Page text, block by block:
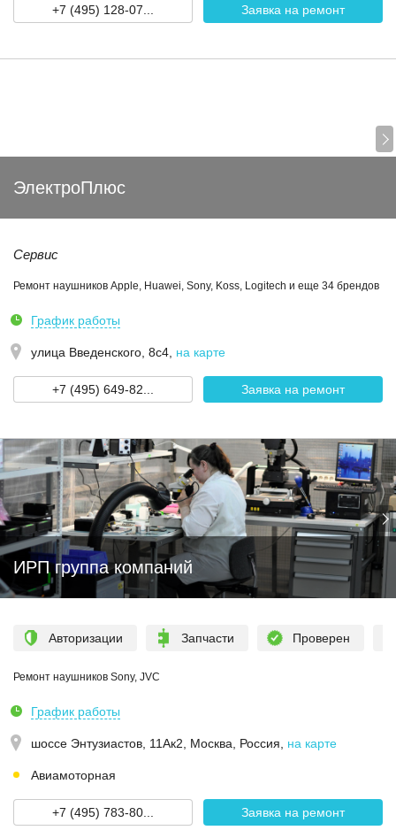
+7 (495) 128-07... Заявка на ремонт
ЭлектроПлюс
Сервис
Ремонт наушников Apple, Huawei, Sony, Koss, Logitech и еще 34 брендов
График работы
улица Введенского, 8с4 на карте
+7 (495) 649-82... Заявка на ремонт
ИРП группа компаний
Авторизации Запчасти Проверен
Ремонт наушников Sony, JVC
График работы
шоссе Энтузиастов, 11Ак2, Москва, Россия на карте
Авиамоторная
+7 (495) 783-80... Заявка на ремонт